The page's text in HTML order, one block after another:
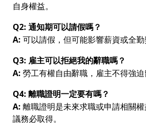
自身權益。
Q2: 通知期可以請假嗎？
A: 可以請假，但可能影響薪資或全勤
Q3: 雇主可以拒絕我的辭職嗎？
A: 勞工有權自由辭職，雇主不得強迫
Q4: 離職證明一定要有嗎？
A: 離職證明是未來求職或申請相關
議務必取得。